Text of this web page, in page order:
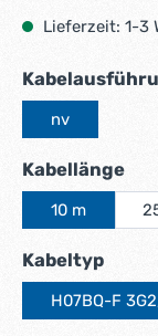
Lieferzeit: 1-3
nv
Kabellänge
10 m
Kabeltyp
H07BQ-F